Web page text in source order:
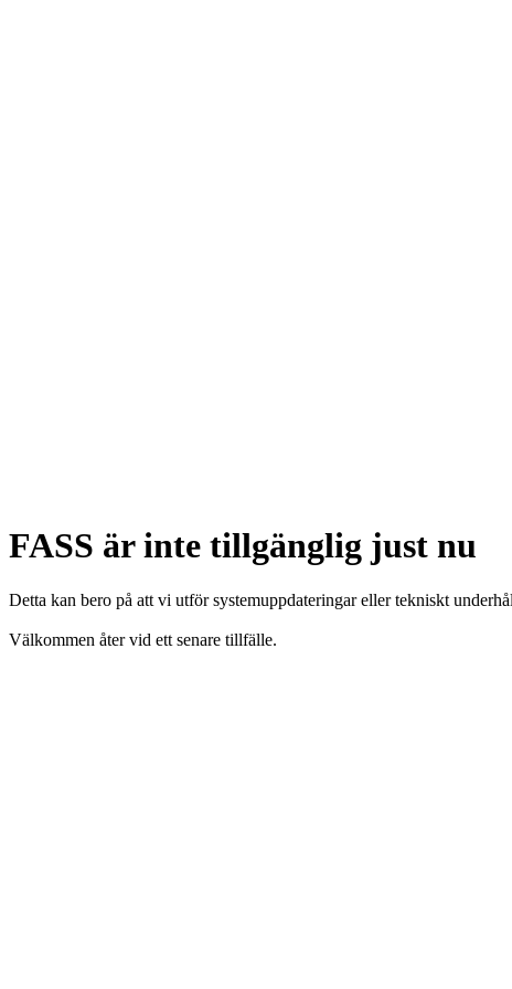
FASS är inte tillgänglig just nu
Detta kan bero på att vi utför systemuppdateringar eller tekniskt
Välkommen åter vid ett senare tillfälle.